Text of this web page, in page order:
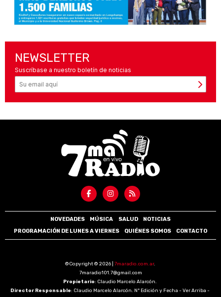
NEWSLETTER
Suscríbase a nuestro boletín de noticias
NOVEDADES MÚSICA SALUD
NOTICIAS
PROGRAMACIÓN DE LUNES A VIERNES
QUIÉNES SOMOS CONTACTO
©Copyright © 2026 | 7maradio.com.ar.
7maradio101.7@gmail.com
Propietario: Claudio Marcelo Alarcón.
Director Responsable: Claudio Marcelo Alarcón. Nº Edición y Fecha - Ver Arriba -